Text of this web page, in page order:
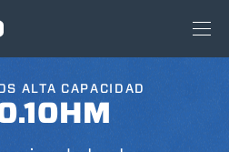
ALTA CAPACIDAD